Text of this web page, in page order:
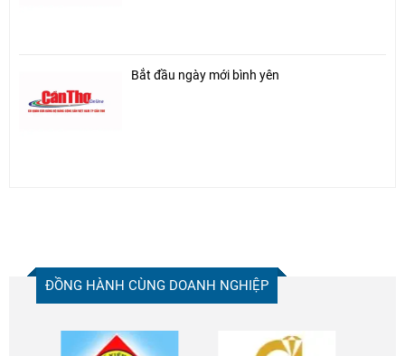
Bắt đầu ngày mới bình yên
ĐỒNG HÀNH CÙNG DOANH NGHIỆP